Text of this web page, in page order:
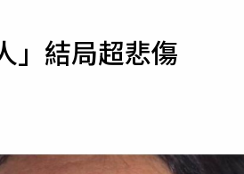
運勢
」結局超悲傷